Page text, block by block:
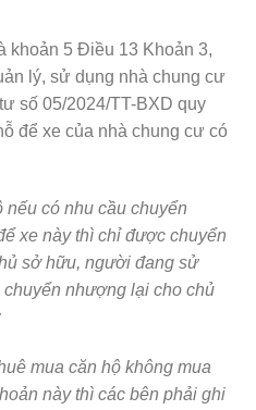
khoản 5 Điều 13 Khoản 3,
lý, sử dụng nhà chung cư
số 05/2024/TT-BXD quy
để xe của nhà chung cư có
có nhu cầu chuyển
xe này thì chỉ được chuyển
sở hữu, người đang sử
nhượng lại cho chủ
mua căn hộ không mua
này thì các bên phải ghi